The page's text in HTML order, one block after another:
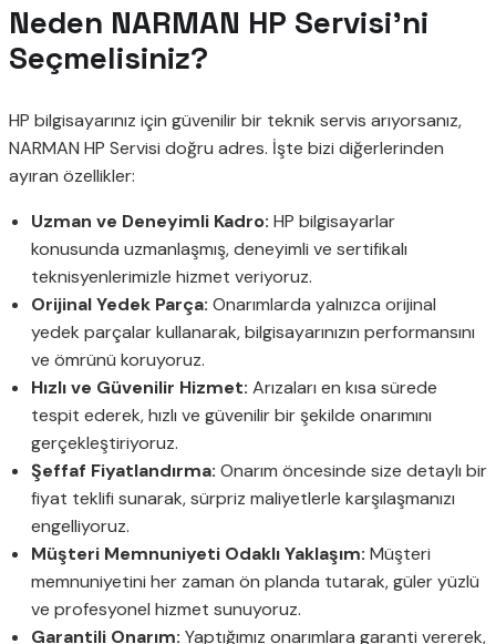
Neden NARMAN HP Servisi’ni
Seçmelisiniz?
HP bilgisayarınız için güvenilir bir teknik servis arıyorsanız,
NARMAN HP Servisi doğru adres. İşte bizi diğerlerinden
ayıran özellikler:
Uzman ve Deneyimli Kadro: HP bilgisayarlar
konusunda uzmanlaşmış, deneyimli ve sertifikalı
teknisyenlerimizle hizmet veriyoruz.
Orijinal Yedek Parça: Onarımlarda yalnızca orijinal
yedek parçalar kullanarak, bilgisayarınızın performansını
ve ömrünü koruyoruz.
Hızlı ve Güvenilir Hizmet: Arızaları en kısa sürede
tespit ederek, hızlı ve güvenilir bir şekilde onarımını
gerçekleştiriyoruz.
Şeffaf Fiyatlandırma: Onarım öncesinde size detaylı bir
fiyat teklifi sunarak, sürpriz maliyetlerle karşılaşmanızı
engelliyoruz.
Müşteri Memnuniyeti Odaklı Yaklaşım: Müşteri
memnuniyetini her zaman ön planda tutarak, güler yüzlü
ve profesyonel hizmet sunuyoruz.
Garantili Onarım: Yaptığımız onarımlara garanti vererek,